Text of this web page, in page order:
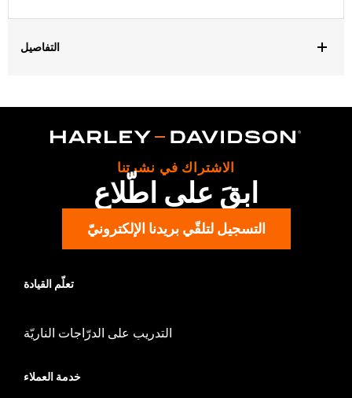
التفاصيل
Installation Instructions
Muffler guard, installation hardware, installation
WARRANTY:1 year limited warranty – Go towww.h-
d.com/warrantyfor full details
الاشتراك في نشرتنا
ابقَ على اطّلاع
التسجيل لتلقّي بريدنا الإلكترونيّ
تعلّم القيادة
التدريب على الدرّاجات الناريّة
خدمة العملاء